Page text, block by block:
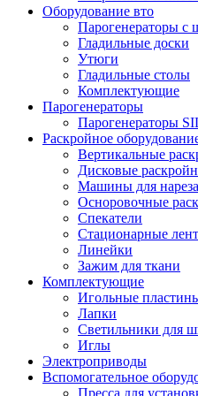
Оборудование вто
Парогенераторы с
Гладильные доски
Утюги
Гладильные столы
Комплектующие
Парогенераторы
Парогенераторы
Раскройное
Вертикальные
Дисковые
Машины для
Осноровочные
Спекатели
Стационарные
Линейки
Зажим для ткани
Комплектующие
Игольные
Лапки
Светильники для
Иглы
Электроприводы
Вспомогательное